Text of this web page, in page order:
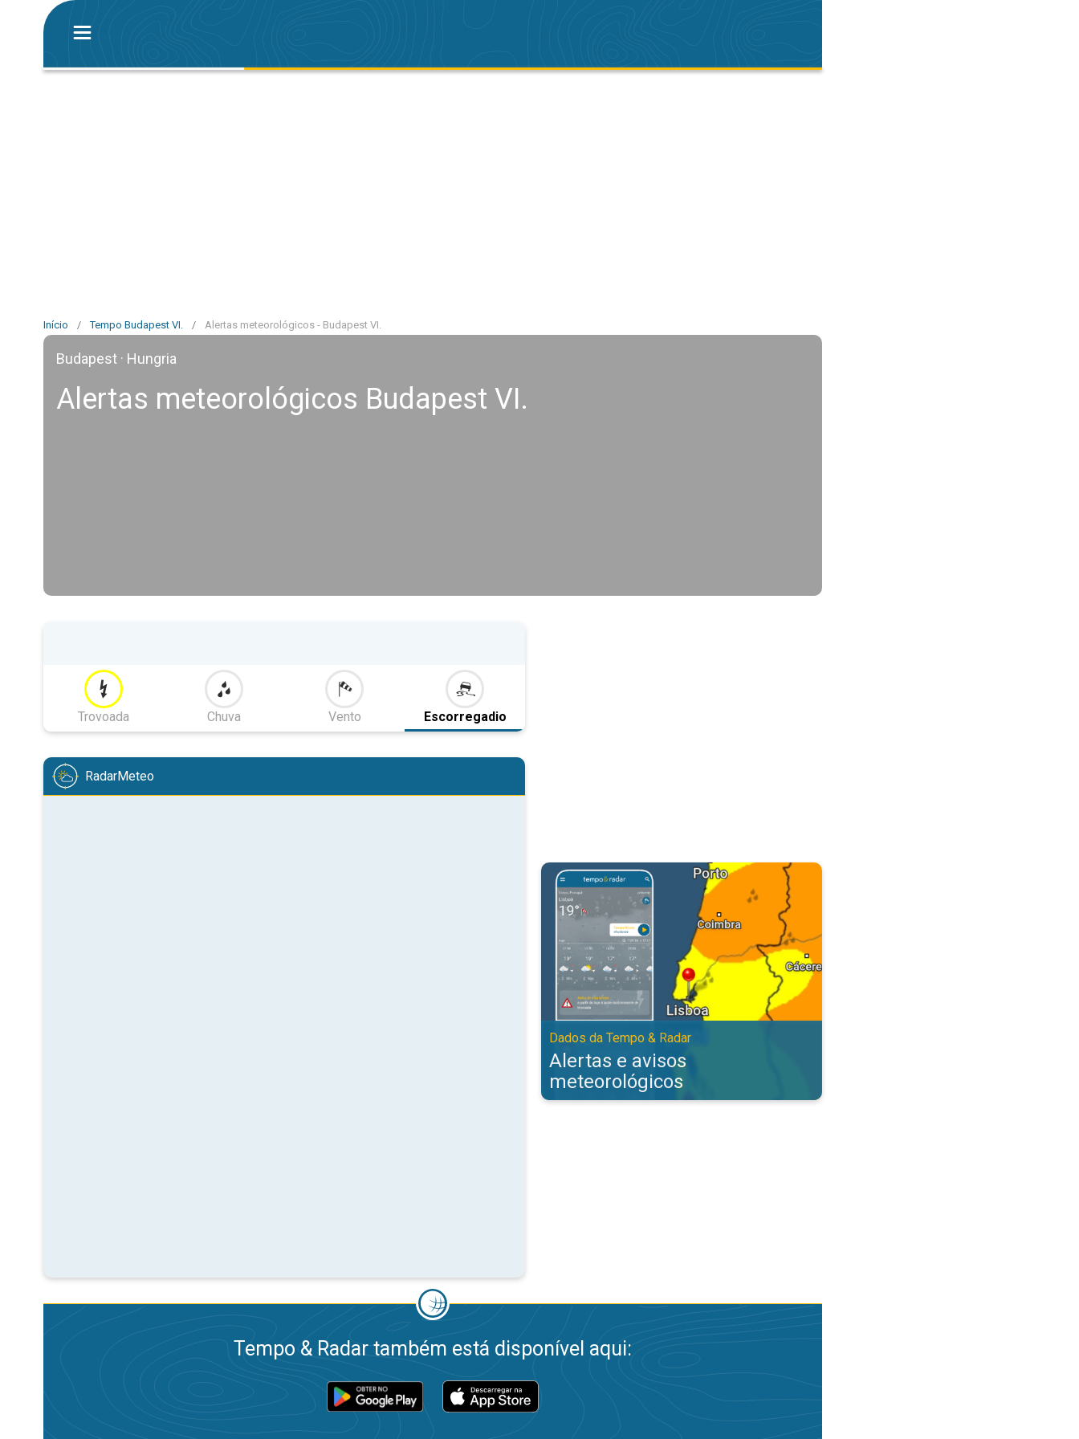
Início / Tempo Budapest VI. / Alertas meteorológicos - Budapest VI.
Budapest · Hungria
Alertas meteorológicos Budapest VI.
Trovoada Chuva Vento Escorregadio
RadarMeteo
Alertas e avisos meteorológicos. Dados da Tempo & Radar. . .
Dados da Tempo & Radar
Alertas e avisos
meteorológicos
Tempo & Radar também está disponível aqui: